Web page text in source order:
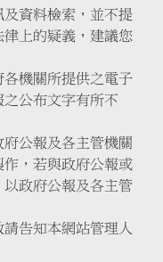
資料檢索，並不提
上的疑義，建議您
機關所提供之電子
公布文字有所不
公報及各主管機關
，若與政府公報或
政府公報及各主管
告知本網站管理人